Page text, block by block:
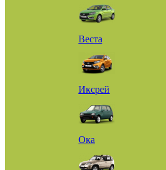
Веста
Иксрей
Ока